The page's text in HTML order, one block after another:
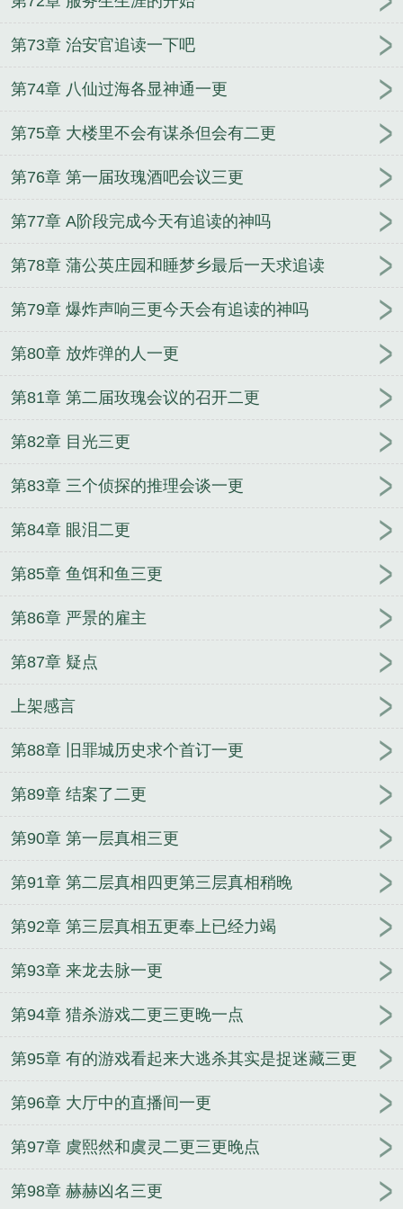
第73章 治安官追读一下吧
第74章 八仙过海各显神通一更
第75章 大楼里不会有谋杀但会有二更
第76章 第一届玫瑰酒吧会议三更
第77章 A阶段完成今天有追读的神吗
第78章 蒲公英庄园和睡梦乡最后一天求追读
第79章 爆炸声响三更今天会有追读的神吗
第80章 放炸弹的人一更
第81章 第二届玫瑰会议的召开二更
第82章 目光三更
第83章 三个侦探的推理会谈一更
第84章 眼泪二更
第85章 鱼饵和鱼三更
第86章 严景的雇主
第87章 疑点
上架感言
第88章 旧罪城历史求个首订一更
第89章 结案了二更
第90章 第一层真相三更
第91章 第二层真相四更第三层真相稍晚
第92章 第三层真相五更奉上已经力竭
第93章 来龙去脉一更
第94章 猎杀游戏二更三更晚一点
第95章 有的游戏看起来大逃杀其实是捉迷藏三更
第96章 大厅中的直播间一更
第97章 虞熙然和虞灵二更三更晚点
第98章 赫赫凶名三更